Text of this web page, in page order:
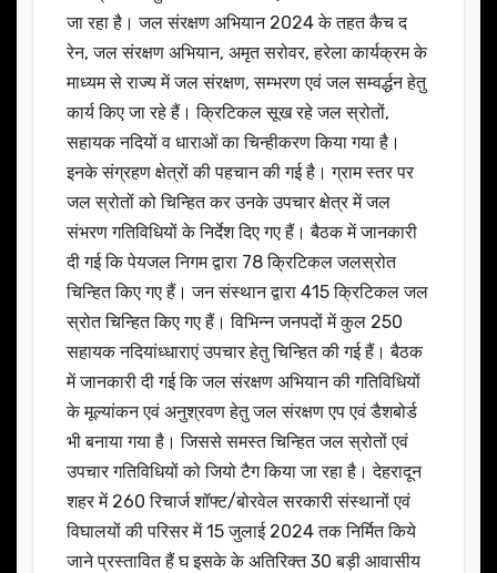
जा रहा है। जल संरक्षण अभियान 2024 के तहत कैच द
रेन, जल संरक्षण अभियान, अमृत सरोवर, हरेला कार्यक्रम के
माध्यम से राज्य में जल संरक्षण, सम्भरण एवं जल सम्वर्द्धन हेतु
कार्य किए जा रहे हैं। क्रिटिकल सूख रहे जल स्रोतों,
सहायक नदियों व धाराओं का चिन्हीकरण किया गया है।
इनके संग्रहण क्षेत्रों की पहचान की गई है। ग्राम स्तर पर
जल स्रोतों को चिन्हित कर उनके उपचार क्षेत्र में जल
संभरण गतिविधियों के निर्देश दिए गए हैं। बैठक में जानकारी
दी गई कि पेयजल निगम द्वारा 78 क्रिटिकल जलस्रोत
चिन्हित किए गए हैं। जन संस्थान द्वारा 415 क्रिटिकल जल
स्रोत चिन्हित किए गए हैं। विभिन्न जनपदों में कुल 250
सहायक नदियांध्धाराएं उपचार हेतु चिन्हित की गई हैं। बैठक
में जानकारी दी गई कि जल संरक्षण अभियान की गतिविधियों
के मूल्यांकन एवं अनुश्रवण हेतु जल संरक्षण एप एवं डैशबोर्ड
भी बनाया गया है। जिससे समस्त चिन्हित जल स्रोतों एवं
उपचार गतिविधियों को जियो टैग किया जा रहा है। देहरादून
शहर में 260 रिचार्ज शॉफ्ट/बोरवेल सरकारी संस्थानों एवं
विघालयों की परिसर में 15 जुलाई 2024 तक निर्मित किये
जाने प्रस्तावित हैं घ इसके के अतिरिक्त 30 बड़ी आवासीय